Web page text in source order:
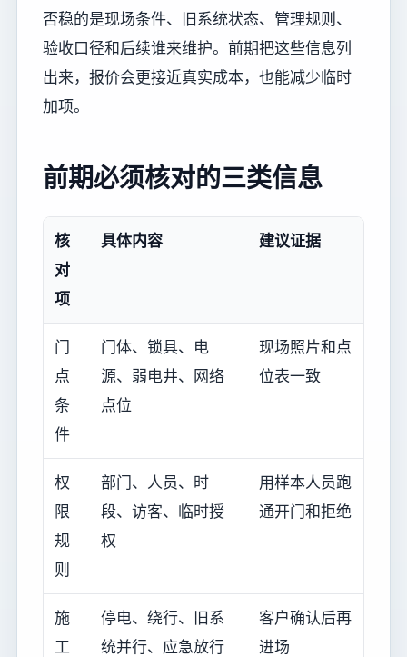
否稳的是现场条件、旧系统状态、管理规则、
验收口径和后续谁来维护。前期把这些信息列
出来，报价会更接近真实成本，也能减少临时
加项。
前期必须核对的三类信息
核
对
项
具体内容 建议证据
门
点
条
件
门体、锁具、电
源、弱电井、网络
点位
现场照片和点
位表一致
权
限
规
则
部门、人员、时
段、访客、临时授
权
用样本人员跑
通开门和拒绝
施
工
停电、绕行、旧系
统并行、应急放行
客户确认后再
进场